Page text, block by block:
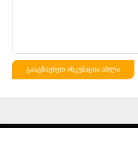
ᲒᲐᲐᲒᲖᲐᲕᲜᲔᲗ ᲘᲜᲙᲣᲑᲐᲪᲘᲐ ᲐᲮᲚᲐ